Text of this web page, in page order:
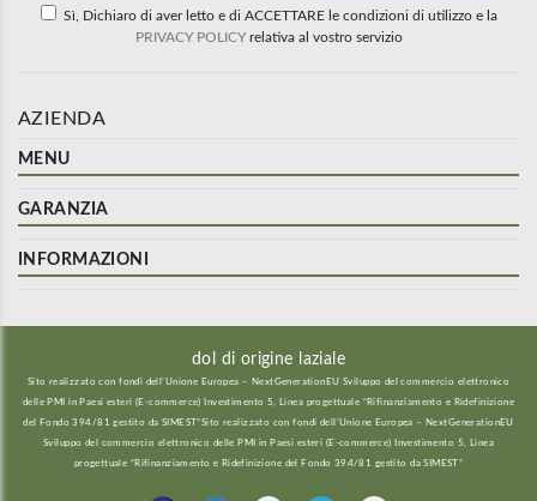
Sì, Dichiaro di aver letto e di ACCETTARE le condizioni di utilizzo e la
PRIVACY POLICYrelativa al vostro servizio
AZIENDA
MENU
GARANZIA
INFORMAZIONI
dol di origine laziale
Sito realizzato con fondi dell’Unione Europea – NextGenerationEU Sviluppo del commercio elettronico
delle PMI in Paesi esteri (E-commerce) Investimento 5, Linea progettuale “Rifinanziamento e Ridefinizione
del Fondo 394/81 gestito da SIMEST”Sito realizzato con fondi dell’Unione Europea – NextGenerationEU
Sviluppo del commercio elettronico delle PMI in Paesi esteri (E-commerce) Investimento 5, Linea
progettuale “Rifinanziamento e Ridefinizione del Fondo 394/81 gestito da SIMEST”